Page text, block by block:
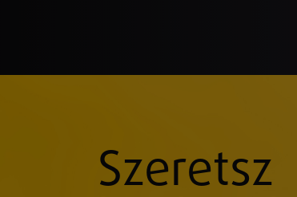
Szeretsz